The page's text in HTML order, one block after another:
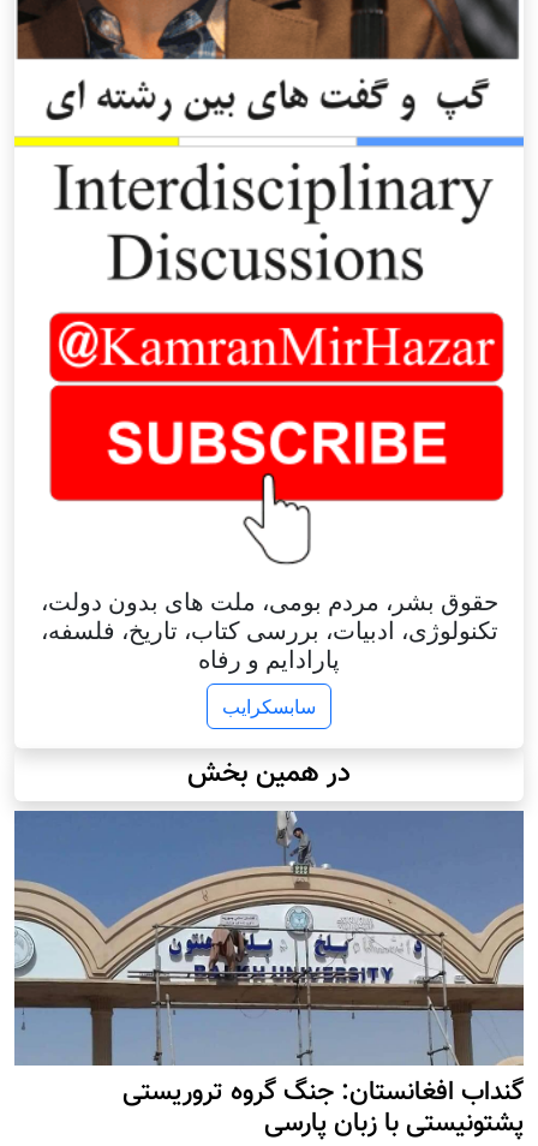
حقوق بشر، مردم بومی، ملت های بدون دولت،
تکنولوژی، ادبیات، بررسی کتاب، تاریخ، فلسفه،
پارادایم و رفاه
سابسکرایب
در همین بخش
گنداب افغانستان: جنگ گروه تروریستی
پشتونیستی با زبان پارسی